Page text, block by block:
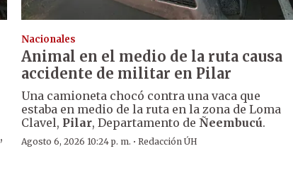
,
Nacionales
Animal en el medio de la ruta causa
accidente de militar en Pilar
Una camioneta chocó contra una vaca que
estaba en medio de la ruta en la zona de Loma
Clavel, Pilar, Departamento de Ñeembucú.
Agosto 6, 2026 10:24 p. m. ·Redacción ÚH